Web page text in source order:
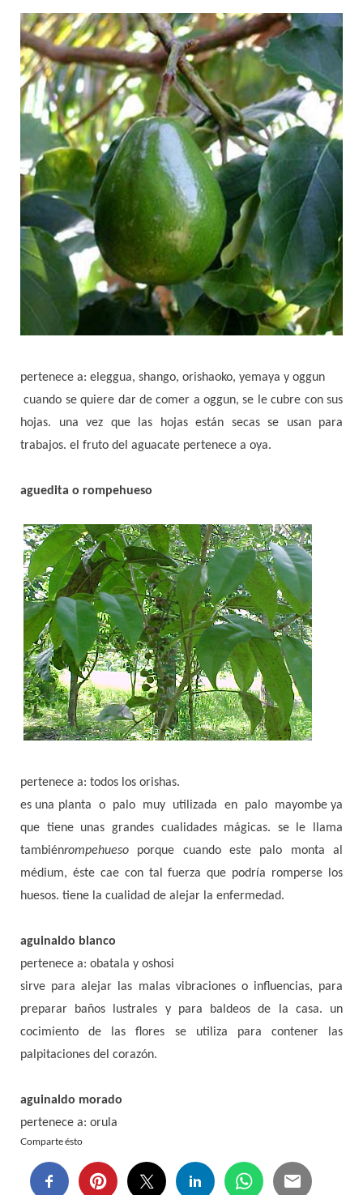
pertenece a: eleggua, shango, orishaoko, yemaya y oggun
cuando se quiere dar de comer a oggun, se le cubre con sus
hojas. una vez que las hojas están secas se usan para
trabajos. el fruto del aguacate pertenece a oya.
aguedita o rompehueso
pertenece a: todos los orishas.
es una planta o palo muy utilizada en palo mayombe ya
que tiene unas grandes cualidades mágicas. se le llama
tambiénrompehueso porque cuando este palo monta al
médium, éste cae con tal fuerza que podría romperse los
huesos. tiene la cualidad de alejar la enfermedad.
aguinaldo blanco
pertenece a: obatala y oshosi
sirve para alejar las malas vibraciones o influencias, para
preparar baños lustrales y para baldeos de la casa. un
cocimiento de las flores se utiliza para contener las
palpitaciones del corazón.
aguinaldo morado
pertenece a: orula
Comparte ésto